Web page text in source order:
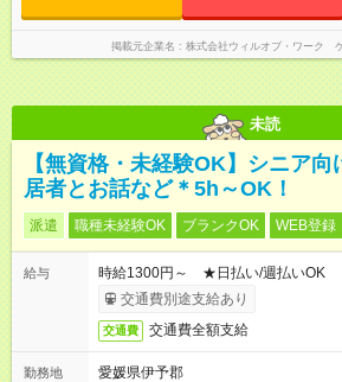
掲載元企業名 株式会社ウィルオブ・ワーク
未読
【無資格・未経験OK】シニア
居者とお話など＊5h～OK！
派遣 職種未経験OK ブランクOK WEB登録
給与
時給1300円～ ★日払い/週払いOK
交通費別途支給あり
交通費 交通費全額支給
勤務地
愛媛県伊予郡